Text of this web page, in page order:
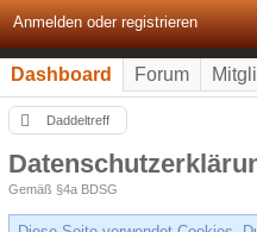
Anmelden oder registrieren
Dashboard Forum
Daddeltreff
Gemäß §4a BDSG